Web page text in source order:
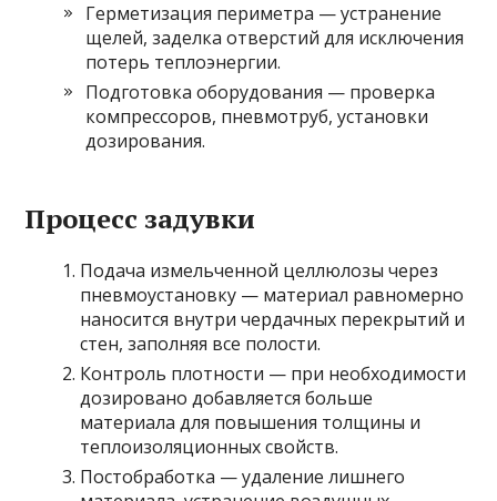
Герметизация периметра — устранение
щелей, заделка отверстий для исключения
потерь теплоэнергии.
Подготовка оборудования — проверка
компрессоров, пневмотруб, установки
дозирования.
Процесс задувки
Подача измельченной целлюлозы через
пневмоустановку — материал равномерно
наносится внутри чердачных перекрытий и
стен, заполняя все полости.
Контроль плотности — при необходимости
дозировано добавляется больше
материала для повышения толщины и
теплоизоляционных свойств.
Постобработка — удаление лишнего